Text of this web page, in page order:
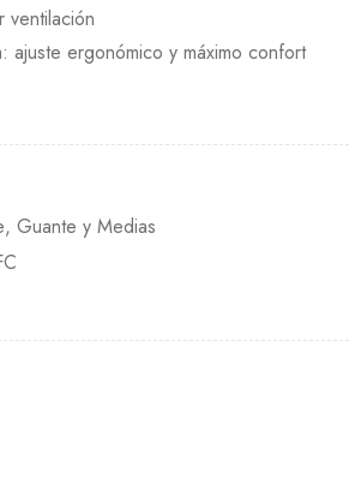
ventilación
ajuste ergonómico y máximo confort
, Guante y Medias